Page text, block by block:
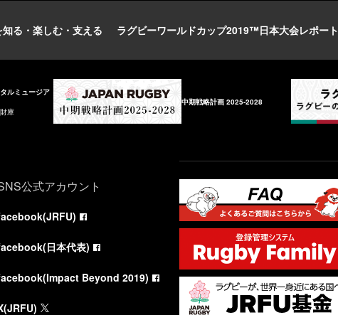
る・楽しむ・支える ラグビーワールドカップ2019™日本大会レポート
ルミュージア
庫
中期戦略計画 2025-2028
公式アカウント
日本代表)
Beyond 2019)